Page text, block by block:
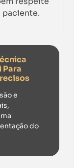
paciente.
Para
e
do